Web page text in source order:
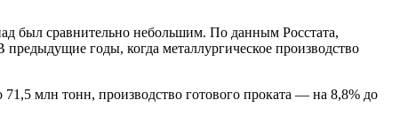
был сравнительно небольшим. По данным Росстата,
годы, когда металлургическое производство
млн тонн, производство готового проката — на 8,8% до